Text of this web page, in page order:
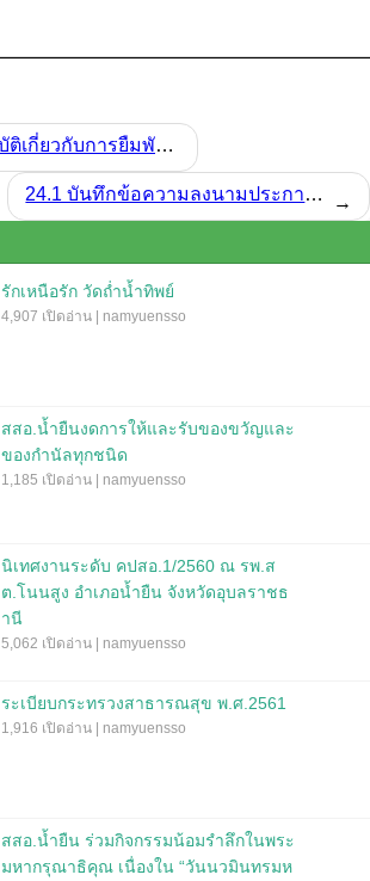
14.3. มีแนวปฏิบัติเกี่ยวกับการยืมพัสดุประเภทใช้สิ้นเปลืองระหว่างหน่วยงานของรัฐ ที่มีกลไกการกำกับติดตาม
24.1 บันทึกข้อความลงนามประกาศเจตนารมณ์การป้องกันและแก้ไขปัญหาการล่วงละเมิด หรือคุกคามทางเพศในการทำงาน ดำเนินการให้เสร็จสิ้นในไตรมาสที่ 2 (ระยะเวลาเดือนตุลาคม 2563 ถึงเดือนมีนาคม 2564)
→
รักเหนือรัก วัดถ่ำน้ำทิพย์
4,907 เปิดอ่าน | namyuensso
สสอ.น้ำยืนงดการให้และรับของขวัญและ
ของกำนัลทุกชนิด
1,185 เปิดอ่าน | namyuensso
นิเทศงานระดับ คปสอ.1/2560 ณ รพ.ส
ต.โนนสูง อำเภอน้ำยืน จังหวัดอุบลราชธ
านี
5,062 เปิดอ่าน | namyuensso
ระเบียบกระทรวงสาธารณสุข พ.ศ.2561
1,916 เปิดอ่าน | namyuensso
สสอ.น้ำยืน ร่วมกิจกรรมน้อมรำลึกในพระ
มหากรุณาธิคุณ เนื่องใน “วันนวมินทรมห